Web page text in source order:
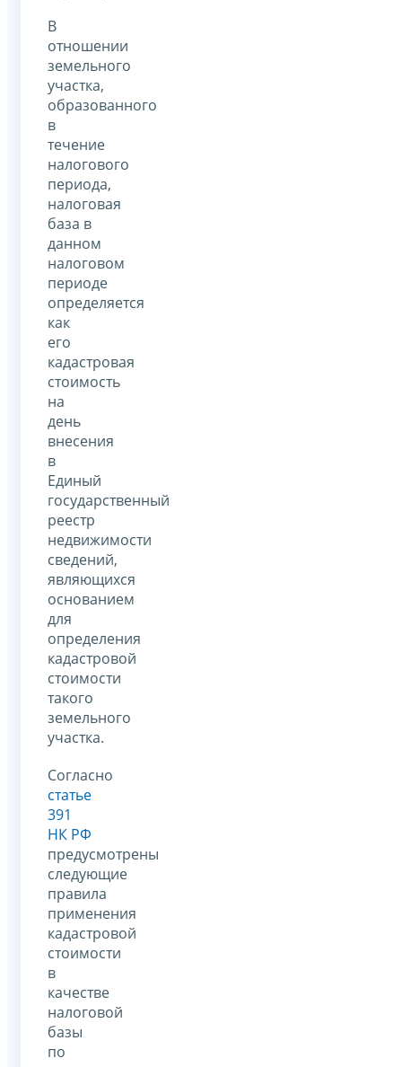
В
отношении
земельного
участка,
образованного
в
течение
налогового
периода,
налоговая
база в
данном
налоговом
периоде
определяется
как
его
кадастровая
стоимость
на
день
внесения
в
Единый
государственный
реестр
недвижимости
сведений,
являющихся
основанием
для
определения
кадастровой
стоимости
такого
земельного
участка.
Согласно
статье
391
НК РФ
предусмотрены
следующие
правила
применения
кадастровой
стоимости
в
качестве
налоговой
базы
по